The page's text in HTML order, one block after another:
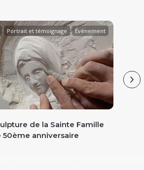
Portrait et témoignage Événement
de la Sainte Famille
50ème anniversaire